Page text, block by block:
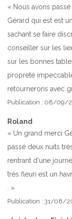
« Nous avons
Gérard qui est est
sachant se faire
conseiller sur les
sur les bonnes
propreté
retournerons avec
Publication : 08/09/
Roland
« Un grand merci
passé deux nuits
rentrant d'une
très fleuri est un
. »
Publication : 31/08/